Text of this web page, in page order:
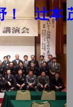
！ 辻本